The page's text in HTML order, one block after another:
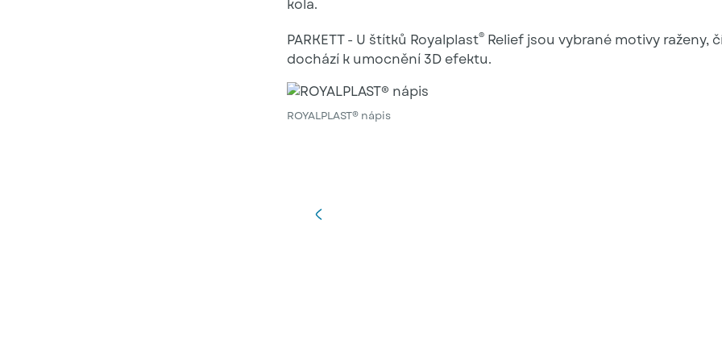
kola.
PARKETT - U štítků Royalplast® Relief jsou vybrané motivy raženy,
dochází k umocnění 3D efektu.
ROYALPLAST® nápis